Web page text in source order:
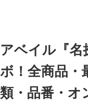
アベイル『名
ボ！全商品・
類・品番・オ